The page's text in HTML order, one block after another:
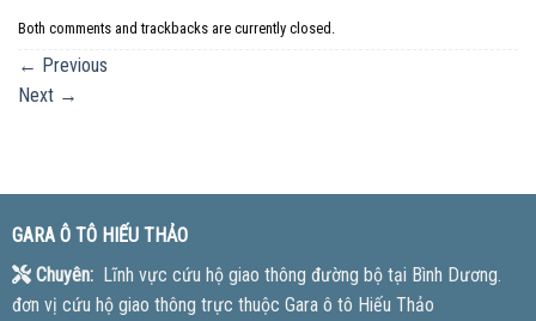
Both comments and trackbacks are currently closed.
← Previous
Next →
GARA Ô TÔ HIẾU THẢO
Chuyên:Lĩnh vực cứu hộ giao thông đường bộ tại Bình Dương.
đơn vị cứu hộ giao thông trực thuộc Gara ô tô Hiếu Thảo